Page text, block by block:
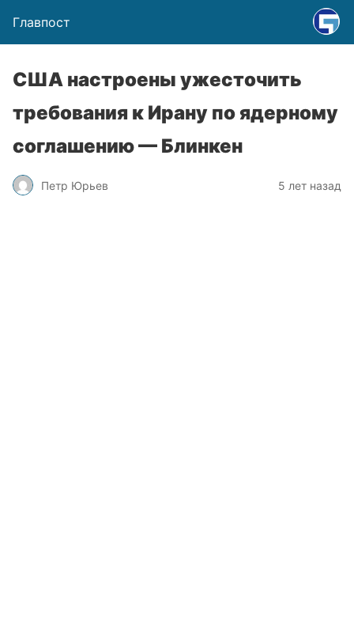
Главпост
США настроены ужесточить
требования к Ирану по ядерному
соглашению — Блинкен
Петр Юрьев 5 лет назад